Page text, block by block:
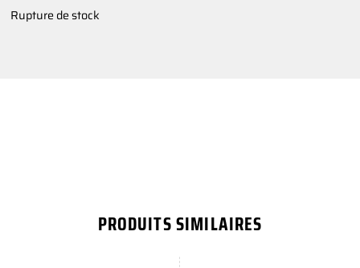
Rupture de stock
PRODUITS SIMILAIRES